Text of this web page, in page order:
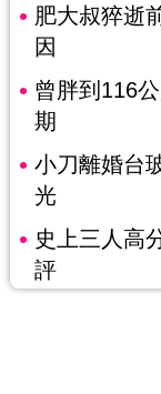
肥大叔猝逝
因
曾胖到116
期
小刀離婚台
光
史上三人高
評